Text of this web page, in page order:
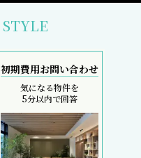
STYLE
初期費用お問い合わせ
気になる物件を
5分以内で回答